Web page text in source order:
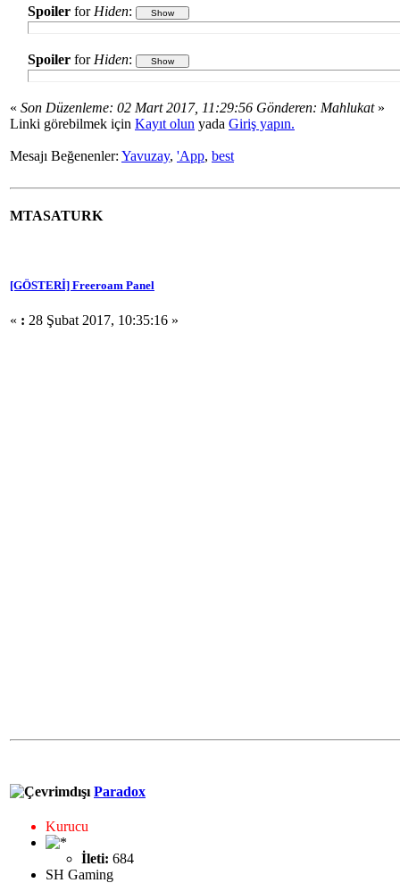
Spoiler for Hiden:
Spoiler for Hiden:
« Son Düzenleme: 02 Mart 2017, 11:29:56 Gönderen: Mahlukat»
Linki görebilmek için Kayıt olun yada Giriş yapın.
Mesajı Beğenenler: Yavuzay, 'App, best
MTASATURK
[GÖSTERİ] Freeroam Panel
« : 28 Şubat 2017, 10:35:16 »
Paradox
Kurucu
İleti: 684
SH Gaming